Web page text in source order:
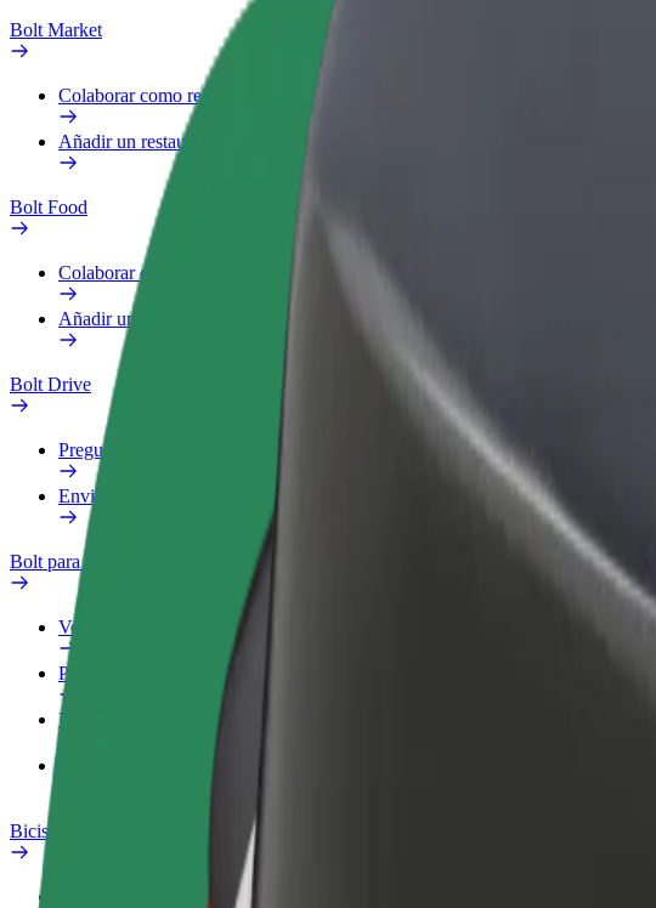
Bolt Market
Colaborar como repartidor
Añadir un restaurante o tienda
Bolt Food
Colaborar como repartidor
Añadir un restaurante o tienda
Bolt Drive
Preguntas frecuentes
Enviar aviso sobre un vehículo
Bolt para empresas
Ventajas
Perfil de trabajo
Productos
Bolt Food para empresas
Bicis